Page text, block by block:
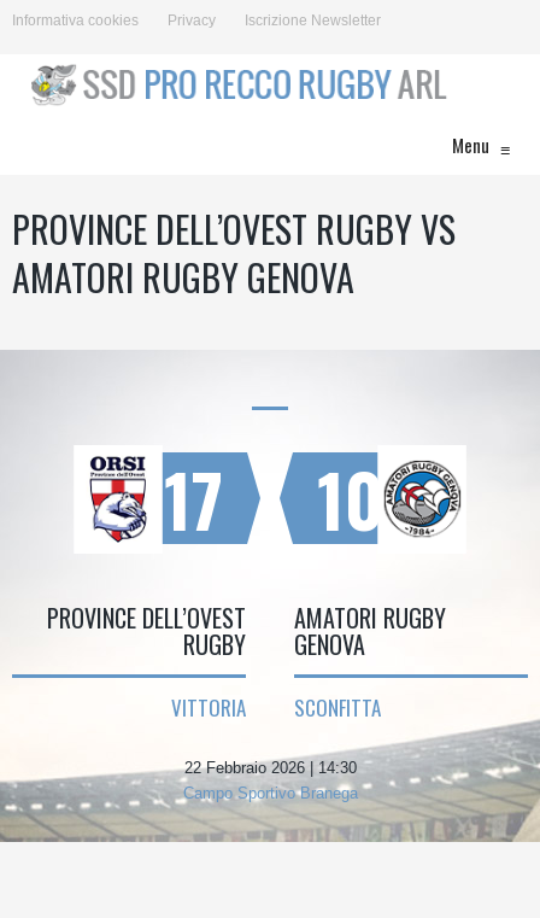
Informativa cookies Privacy Iscrizione Newsletter
Menu ≡
PROVINCE DELL’OVEST RUGBY VS
AMATORI RUGBY GENOVA
17
PROVINCE DELL’OVEST
RUGBY
VITTORIA
10
AMATORI RUGBY
GENOVA
SCONFITTA
22 Febbraio 2026 | 14:30
Campo Sportivo Branega